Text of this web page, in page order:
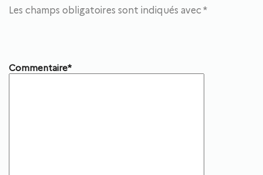
Les champs obligatoires sont indiqués avec*
Commentaire*